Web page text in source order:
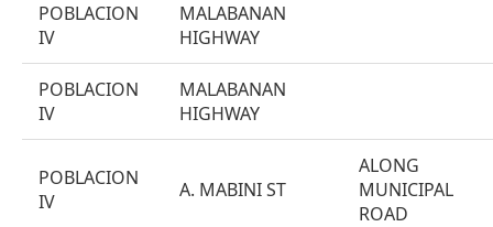
POBLACION
IV
MALABANAN
HIGHWAY
POBLACION
IV
MALABANAN
HIGHWAY
POBLACION
IV
A. MABINI ST
ALONG
MUNICIPAL
ROAD